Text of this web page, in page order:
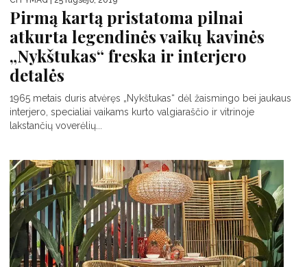
Pirmą kartą pristatoma pilnai
atkurta legendinės vaikų kavinės
„Nykštukas“ freska ir interjero
detalės
1965 metais duris atvėręs „Nykštukas“ dėl žaismingo bei jaukaus
interjero, specialiai vaikams kurto valgiaraščio ir vitrinoje
lakstančių voverėlių...